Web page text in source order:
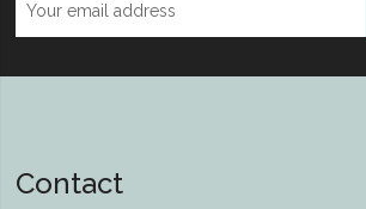
Contact